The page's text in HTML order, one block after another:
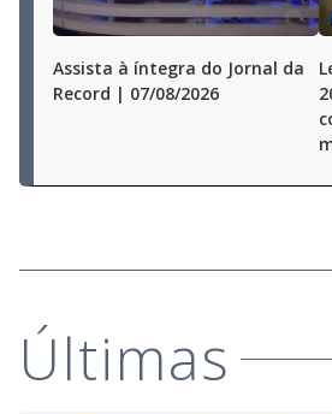
Assista à íntegra do Jornal da
Record | 07/08/2026
Últimas